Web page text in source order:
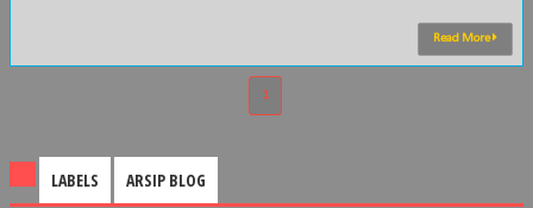
Read More
1
LABELS ARSIP BLOG